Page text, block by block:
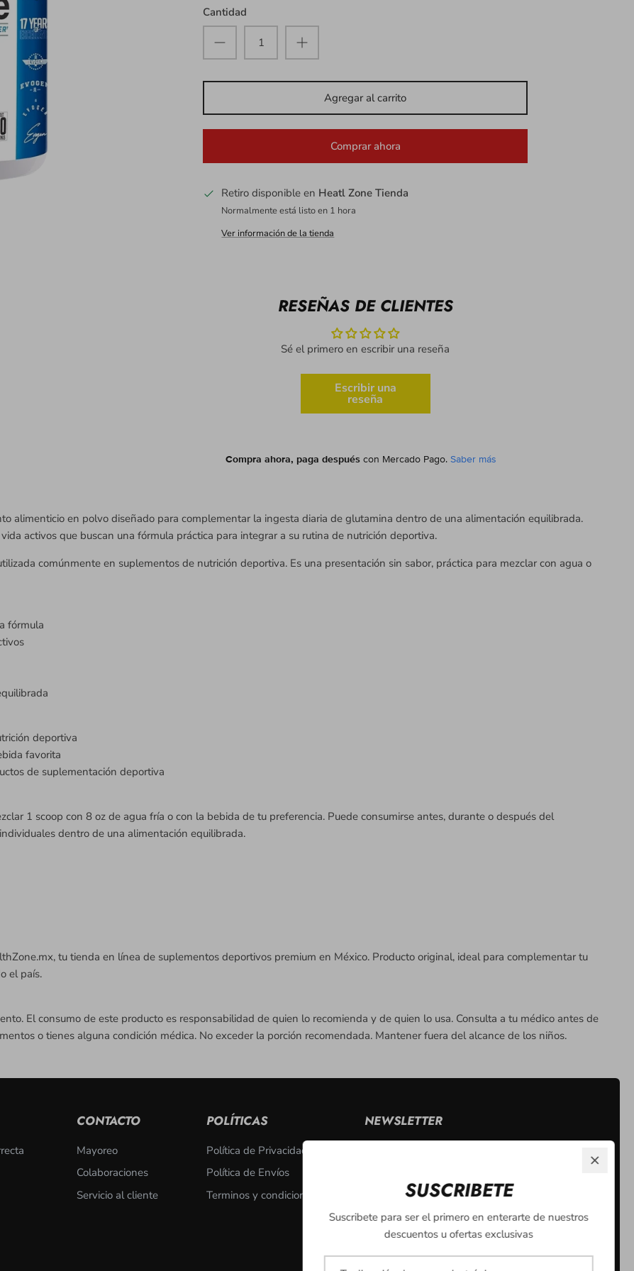
Cantidad
Agregar al carrito
Comprar ahora
Retiro disponible en Heatl Zone Tienda
Normalmente está listo en 1 hora
Ver información de la tienda
RESEÑAS DE CLIENTES
Sé el primero en escribir una reseña
Escribir una
reseña
Compra ahora, paga después con Mercado Pago.Saber más
alimenticio en polvo diseñado para complementar la ingesta diaria de glutamina dentro de una alimentación equilibrada.
activos que buscan una fórmula práctica para integrar a su rutina de nutrición deportiva.
comúnmente en suplementos de nutrición deportiva. Es una presentación sin sabor, práctica para mezclar con agua o
fórmula
deportiva
favorita
de suplementación deportiva
1 scoop con 8 oz de agua fría o con la bebida de tu preferencia. Puede consumirse antes, durante o después del
dentro de una alimentación equilibrada.
tu tienda en línea de suplementos deportivos premium en México. Producto original, ideal para complementar tu
el país.
El consumo de este producto es responsabilidad de quien lo recomienda y de quien lo usa. Consulta a tu médico antes de
o tienes alguna condición médica. No exceder la porción recomendada. Mantener fuera del alcance de los niños.
CONTACTO
Mayoreo
Colaboraciones
Servicio al cliente
POLÍTICAS
Política de Privacidad
Política de Envíos
Terminos y condiciones
NEWSLETTER
Enviar
SUSCRIBETE
Suscribete para ser el primero en enterarte de nuestros
descuentos u ofertas exclusivas